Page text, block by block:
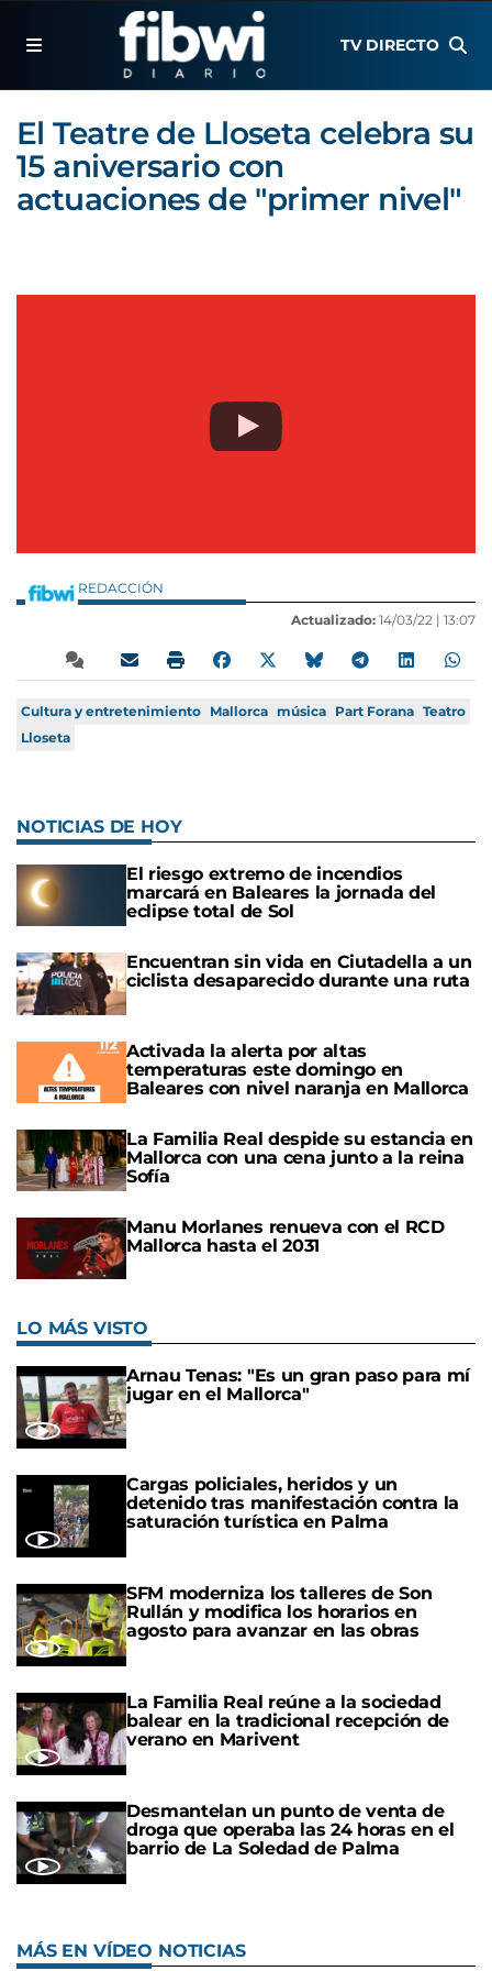
TV DIRECTO
El Teatre de Lloseta celebra su
15 aniversario con
actuaciones de "primer nivel"
REDACCIÓN
Actualizado: 14/03/22 | 13:07
Cultura y entretenimiento Mallorca música Part Forana Teatro
Lloseta
NOTICIAS DE HOY
El riesgo extremo de incendios
marcará en Baleares la jornada del
eclipse total de Sol
Encuentran sin vida en Ciutadella a un
ciclista desaparecido durante una ruta
Activada la alerta por altas
temperaturas este domingo en
Baleares con nivel naranja en Mallorca
La Familia Real despide su estancia en
Mallorca con una cena junto a la reina
Sofía
Manu Morlanes renueva con el RCD
Mallorca hasta el 2031
LO MÁS VISTO
Arnau Tenas: "Es un gran paso para mí
jugar en el Mallorca"
Cargas policiales, heridos y un
detenido tras manifestación contra la
saturación turística en Palma
SFM moderniza los talleres de Son
Rullán y modifica los horarios en
agosto para avanzar en las obras
La Familia Real reúne a la sociedad
balear en la tradicional recepción de
verano en Marivent
Desmantelan un punto de venta de
droga que operaba las 24 horas en el
barrio de La Soledad de Palma
MÁS EN VÍDEO NOTICIAS